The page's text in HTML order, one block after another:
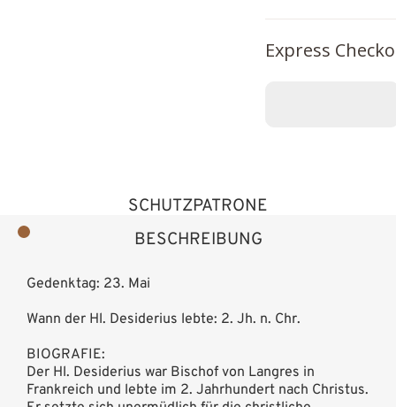
Express
BESCHREIBUNG
SCHUTZPATRONE
Gedenktag: 23. Mai
Wann der Hl. Desiderius lebte: 2. Jh. n. Chr.
BIOGRAFIE:
Der Hl. Desiderius war Bischof von Langres in
Frankreich und lebte im 2. Jahrhundert nach Christus.